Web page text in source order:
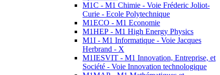
M1C - M1 Chimie - Voie Fréderic Joliot-
Curie - Ecole Polytechnique
M1ECO - M1 Economie
M1HEP - M1 High Energy Physics
M1I - M1 Informatique - Voie Jacques
Herbrand - X
M1IESVIT - M1 Innovation, Entreprise, et
Société - Voie Innovation technologique